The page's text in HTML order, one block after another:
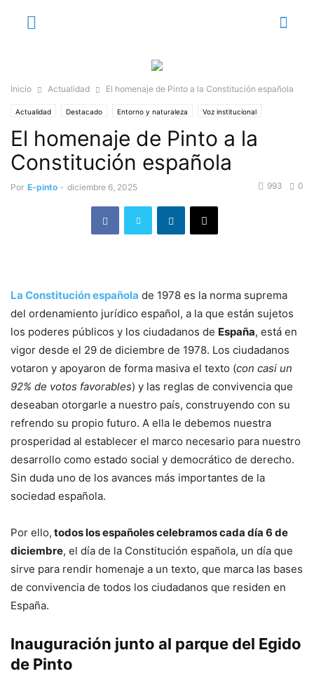
Inicio Actualidad El homenaje de Pinto a la Constitución española
Actualidad Destacado Entorno y naturaleza Voz institucional
El homenaje de Pinto a la
Constitución española
Por E-pinto - diciembre 6, 2025 0
993
La Constitución española de 1978 es la norma suprema
del ordenamiento jurídico español, a la que están sujetos
los poderes públicos y los ciudadanos de España, está en
vigor desde el 29 de diciembre de 1978. Los ciudadanos
votaron y apoyaron de forma masiva el texto (con casi un
92% de votos favorables) y las reglas de convivencia que
deseaban otorgarle a nuestro país, construyendo con su
refrendo su propio futuro. A ella le debemos nuestra
prosperidad al establecer el marco necesario para nuestro
desarrollo como estado social y democrático de derecho.
Sin duda uno de los avances más importantes de la
sociedad española.
Por ello, todos los españoles celebramos cada día 6 de
diciembre, el día de la Constitución española, un día que
sirve para rendir homenaje a un texto, que marca las bases
de convivencia de todos los ciudadanos que residen en
España.
Inauguración junto al parque del Egido
de Pinto